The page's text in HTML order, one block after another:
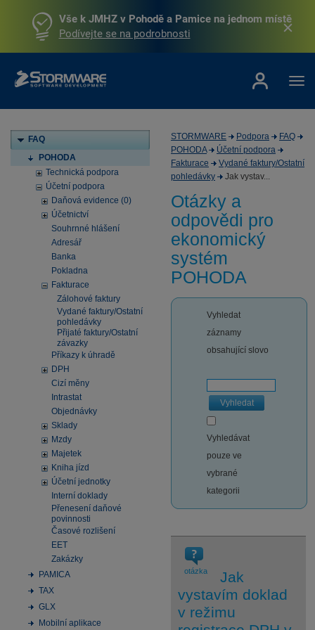
Vše k JMHZ v Pohodě a Pamice na jednom místě
Podívejte se na podrobnosti
FAQ
POHODA
Technická podpora
Účetní podpora
Daňová evidence (0)
Účetnictví
Souhrnné hlášení
Adresář
Banka
Pokladna
Fakturace
Zálohové faktury
Vydané faktury/Ostatní
pohledávky
Přijaté faktury/Ostatní
závazky
Příkazy k úhradě
DPH
Cizí měny
Intrastat
Objednávky
Sklady
Mzdy
Majetek
Kniha jízd
Účetní jednotky
Interní doklady
Přenesení daňové
povinnosti
Časové rozlišení
EET
Zakázky
PAMICA
TAX
GLX
Mobilní aplikace
STORMWARE Podpora
FAQ
POHODA
Účetní podpora
Fakturace
Vydané faktury/Ostatní
pohledávky
Jak vystav...
Otázky a
odpovědi pro
ekonomický
systém
POHODA
Vyhledat
záznamy
obsahující slovo
Vyhledat
Vyhledávat
pouze ve
vybrané
kategorii
otázka
Jak
vystavím doklad
v režimu